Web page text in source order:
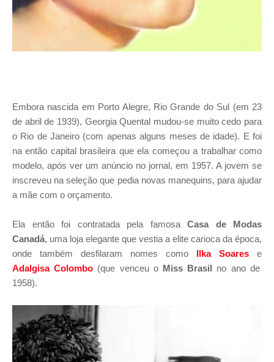
Embora nascida em Porto Alegre, Rio Grande do Sul (em 23
de abril de 1939), Georgia Quental mudou-se muito cedo para
o Rio de Janeiro (com apenas alguns meses de idade). E foi
na então capital brasileira que ela começou a trabalhar como
modelo, após ver um anúncio no jornal, em 1957. A jovem se
inscreveu na seleção que pedia novas manequins, para ajudar
a mãe com o orçamento.
Ela então foi contratada pela famosa Casa de Modas
Canadá, uma loja elegante que vestia a elite carioca da época,
onde também desfilaram nomes como Ilka Soares
e
Adalgisa Colombo (que venceu o Miss Brasil no ano de
1958).